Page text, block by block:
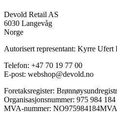
Devold Retail AS
6030 Langevåg
Norge
Autorisert representant: Kyrre Ufert
Telefon: +47 70 19 77 00
E-post: webshop@devold.no
Foretaksregister:
Organisasjonsnummer: 975 984 184
MVA-nummer: NO975984184MVA